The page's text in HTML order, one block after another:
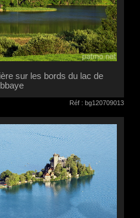
sur les bords du lac de
Réf : bg120709013